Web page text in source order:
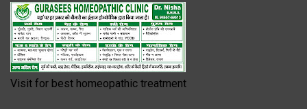
Visit for best homeopathic treatment